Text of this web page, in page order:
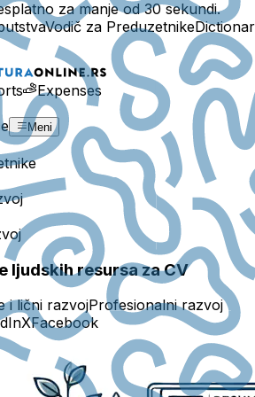
za manje od 30 sekundi.
Vodič za Preduzetnike
Expenses
Meni
ljudskih resursa za CV
i lični razvojProfesionalni razvoj
XFacebook